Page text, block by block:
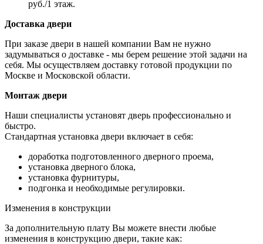
руб./1 этаж.
Доставка двери
При заказе двери в нашей компании Вам не нужно
задумываться о доставке - мы берем решение этой задачи на
себя. Мы осуществляем доставку готовой продукции по
Москве и Московской области.
Монтаж двери
Наши специалисты установят дверь профессионально и
быстро.
Стандартная установка двери включает в себя:
доработка подготовленного дверного проема,
установка дверного блока,
установка фурнитуры,
подгонка и необходимые регулировки.
Изменения в конструкции
За дополнительную плату Вы можете внести любые
изменения в конструкцию двери, такие как: